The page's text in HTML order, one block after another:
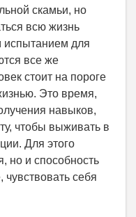
скамьи, но
всю жизнь
для
все же
стоит на пороге
Это время,
навыков,
чтобы выживать в
Для этого
но и способность
себя